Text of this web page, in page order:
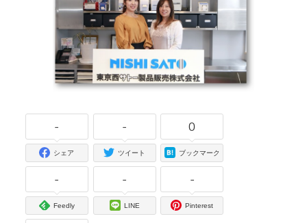
-
シェア
-
ツイート
0
ブックマーク
-
Feedly
-
LINE
-
Pinterest